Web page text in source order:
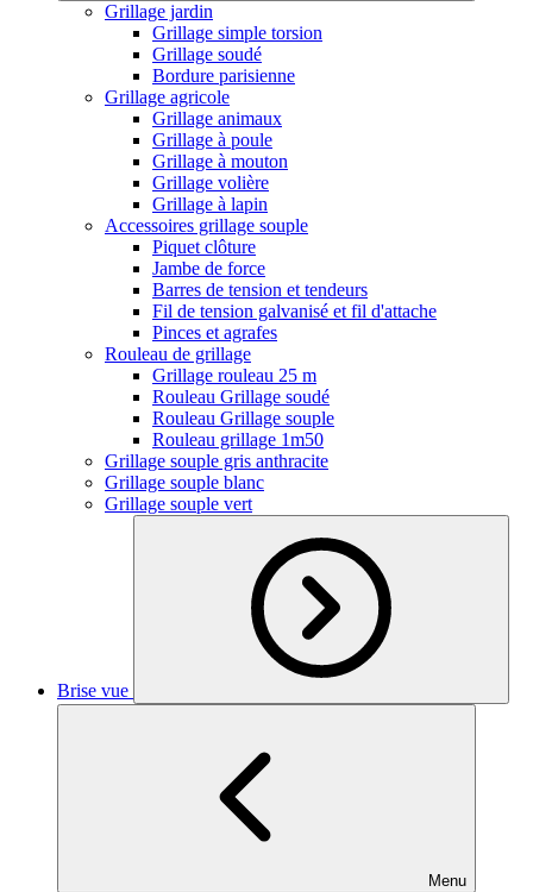
Grillage jardin
Grillage simple torsion
Grillage soudé
Bordure parisienne
Grillage agricole
Grillage animaux
Grillage à poule
Grillage à mouton
Grillage volière
Grillage à lapin
Accessoires grillage souple
Piquet clôture
Jambe de force
Barres de tension et tendeurs
Fil de tension galvanisé et fil d'attache
Pinces et agrafes
Rouleau de grillage
Grillage rouleau 25 m
Rouleau Grillage soudé
Rouleau Grillage souple
Rouleau grillage 1m50
Grillage souple gris anthracite
Grillage souple blanc
Grillage souple vert
Brise vue
Menu